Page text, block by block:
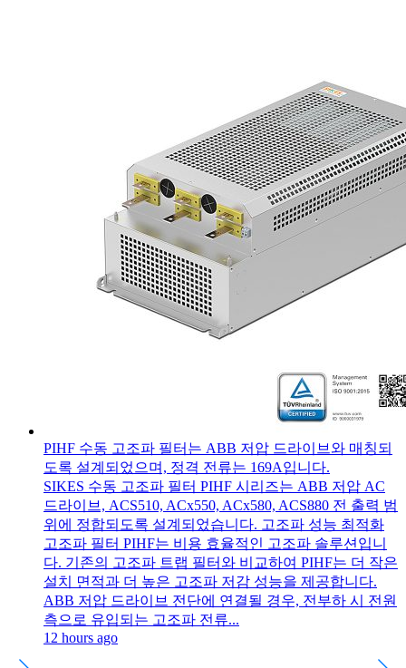
PIHF 수동 고조파 필터는 ABB 저압 드라이브와 매칭되
도록 설계되었으며, 정격 전류는 169A입니다.
SIKES 수동 고조파 필터 PIHF 시리즈는 ABB 저압 AC
드라이브, ACS510, ACx550, ACx580, ACS880 전 출력 범
위에 정합되도록 설계되었습니다. 고조파 성능 최적화
고조파 필터 PIHF는 비용 효율적인 고조파 솔루션입니
다. 기존의 고조파 트랩 필터와 비교하여 PIHF는 더 작은
설치 면적과 더 높은 고조파 저감 성능을 제공합니다.
ABB 저압 드라이브 전단에 연결될 경우, 전부하 시 전원
측으로 유입되는 고조파 전류...
12 hours ago